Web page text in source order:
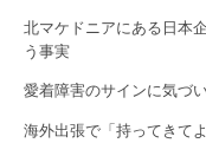
北マケドニアにある日本
う事実
愛着障害のサインに気づ
海外出張で「持ってきて